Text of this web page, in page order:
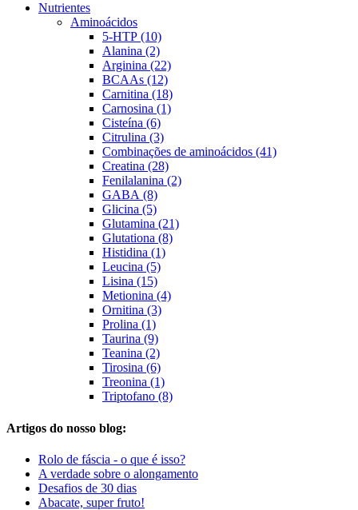
Nutrientes
Aminoácidos
5-HTP (10)
Alanina (2)
Arginina (22)
BCAAs (12)
Carnitina (18)
Carnosina (1)
Cisteína (6)
Citrulina (3)
Combinações de aminoácidos (41)
Creatina (28)
Fenilalanina (2)
GABA (8)
Glicina (5)
Glutamina (21)
Glutationa (8)
Histidina (1)
Leucina (5)
Lisina (15)
Metionina (4)
Ornitina (3)
Prolina (1)
Taurina (9)
Teanina (2)
Tirosina (6)
Treonina (1)
Triptofano (8)
Artigos do nosso blog:
Rolo de fáscia - o que é isso?
A verdade sobre o alongamento
Desafios de 30 dias
Abacate, super fruto!